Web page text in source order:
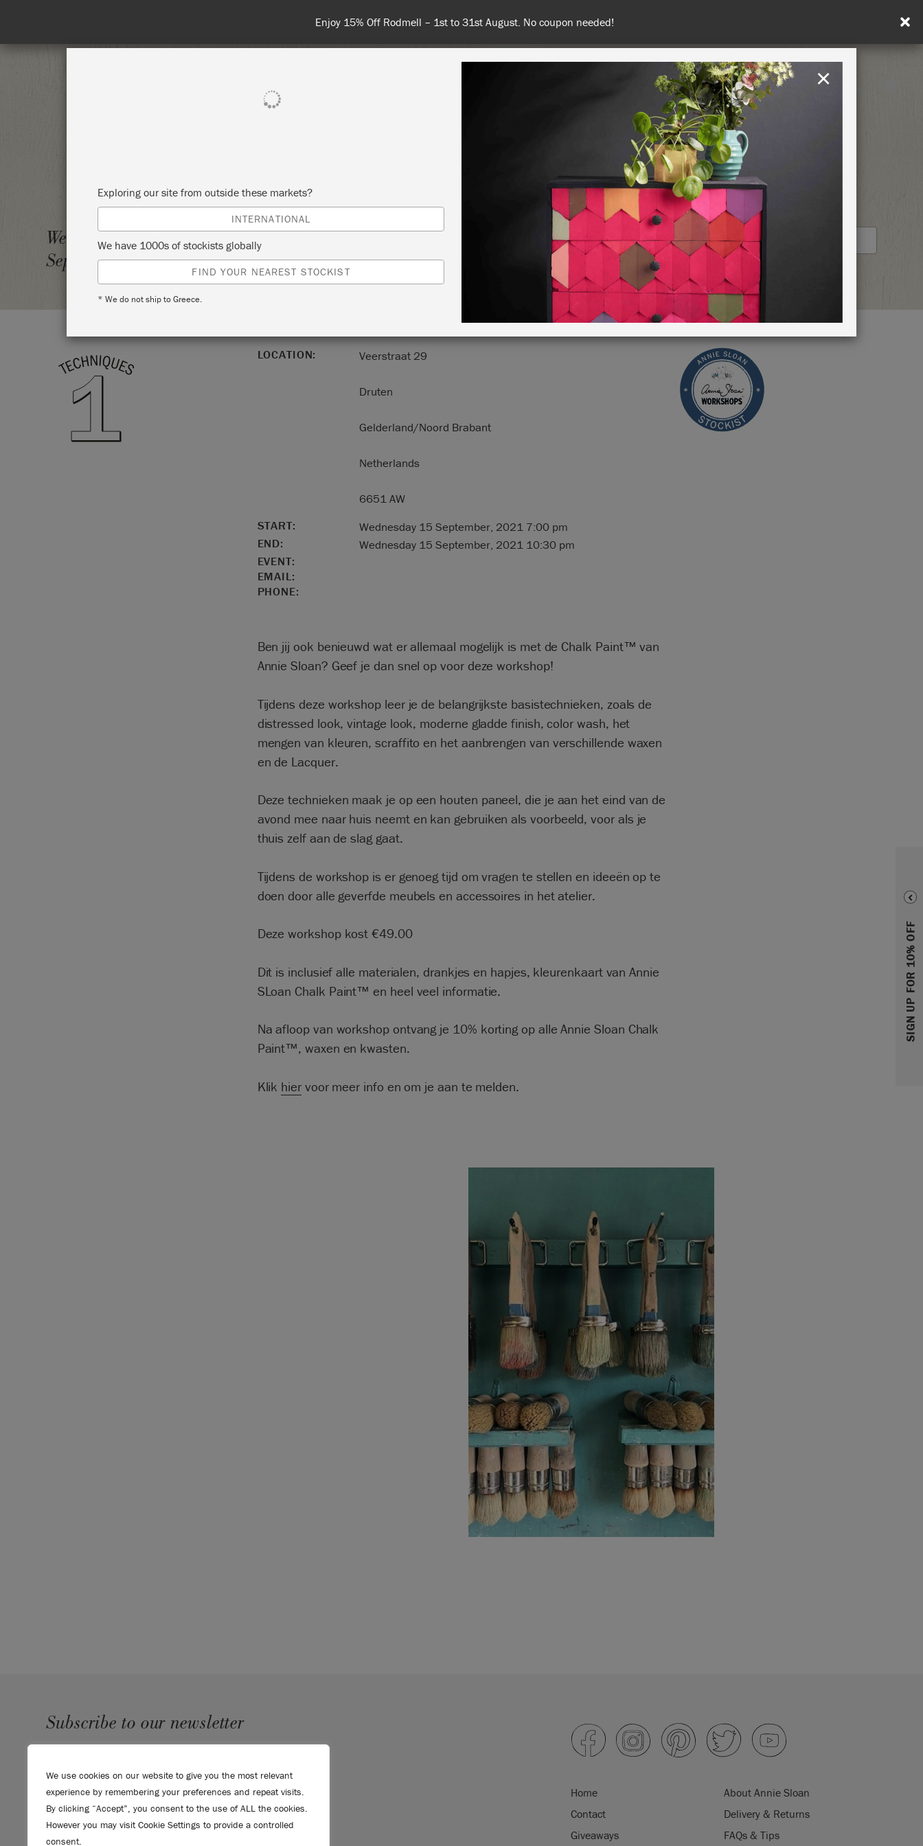
We use cookies on our website to give you the most relevant
experience by remembering your preferences and repeat visits.
By clicking “Accept”, you consent to the use of ALL the cookies.
However you may visit Cookie Settings to provide a controlled
consent.
Spend $99 or more for free shipping! US customers only. T&Cs apply.
United States
PAINTING RETREATS
SIGN UP FOR 10% OFF
Wednesday 15
September, 2021
ANNIE SLOAN VERFTECHNIEKEN I
ANNIE SLOAN
RETAILER PROFILE
LOCATION: Veerstraat 29
Druten
Gelderland/Noord Brabant
Netherlands
6651 AW
START:
Wednesday 15 September, 2021 7:00 pm
END:
Wednesday 15 September, 2021 10:30 pm
EVENT:
EMAIL:
PHONE:
Ben jij ook benieuwd wat er allemaal mogelijk is met de Chalk Paint™ van
Annie Sloan? Geef je dan snel op voor deze workshop!
Tijdens deze workshop leer je de belangrijkste basistechnieken, zoals de
distressed look, vintage look, moderne gladde finish, color wash, het
mengen van kleuren, scraffito en het aanbrengen van verschillende waxen
en de Lacquer.
Deze technieken maak je op een houten paneel, die je aan het eind van de
avond mee naar huis neemt en kan gebruiken als voorbeeld, voor als je
thuis zelf aan de slag gaat.
Tijdens de workshop is er genoeg tijd om vragen te stellen en ideeën op te
doen door alle geverfde meubels en accessoires in het atelier.
Deze workshop kost €49.00
Dit is inclusief alle materialen, drankjes en hapjes, kleurenkaart van Annie
SLoan Chalk Paint™ en heel veel informatie.
Na afloop van workshop ontvang je 10% korting op alle Annie Sloan Chalk
Paint™, waxen en kwasten.
Klik hiervoor meer info en om je aan te melden.
Subscribe to our newsletter
Sign up to receive 10% off your first order, direct to your
inbox.
Home
About Annie Sloan
Contact
Delivery & Returns
Giveaways
FAQs & Tips
Exploring our site from outside these markets?
INTERNATIONAL
We have 1000s of stockists globally
FIND YOUR NEAREST STOCKIST
* We do not ship to Greece.
×